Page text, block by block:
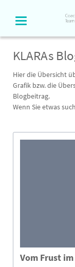
KLARAs
Hier die Übersicht
Grafik bzw. die
Blogbeitrag.
Wenn Sie etwas
Vom Frust